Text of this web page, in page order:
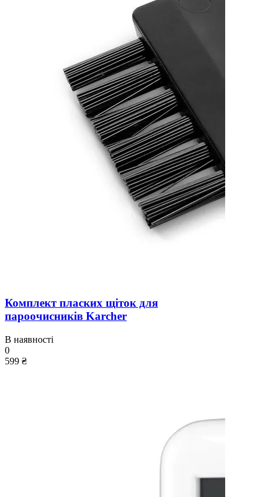
Комплект пласких щіток для
пароочисників Karcher
В наявності
0
599 ₴